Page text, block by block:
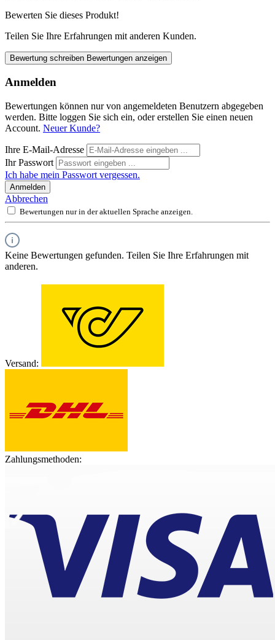
Bewerten Sie dieses Produkt!
Teilen Sie Ihre Erfahrungen mit anderen Kunden.
Bewertung schreiben Bewertungen anzeigen
Anmelden
Bewertungen können nur von angemeldeten Benutzern abgegeben
werden. Bitte loggen Sie sich ein, oder erstellen Sie einen neuen
Account. Neuer Kunde?
Ihre E-Mail-Adresse
Ihr Passwort
Ich habe mein Passwort vergessen.
Anmelden
Abbrechen
Bewertungen nur in der aktuellen Sprache anzeigen.
Keine Bewertungen gefunden. Teilen Sie Ihre Erfahrungen mit
anderen.
Versand:
Zahlungsmethoden: